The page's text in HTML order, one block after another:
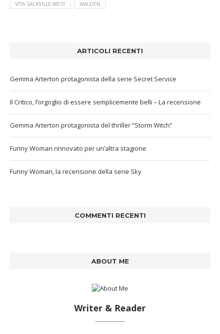
VITA SACKVILLE-WEST WALDEN
ARTICOLI RECENTI
Gemma Arterton protagonista della serie Secret Service
Il Critico, l’orgoglio di essere semplicemente belli – La recensione
Gemma Arterton protagonista del thriller “Storm Witch”
Funny Woman rinnovato per un’altra stagione
Funny Woman, la recensione della serie Sky
COMMENTI RECENTI
ABOUT ME
Writer & Reader